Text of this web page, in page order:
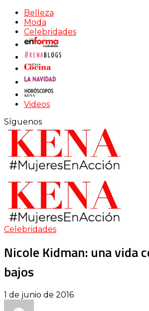
Belleza
Moda
Celebridades
Videos
Síguenos
Celebridades
Nicole Kidman: una vida
bajos
1 de junio de 2016